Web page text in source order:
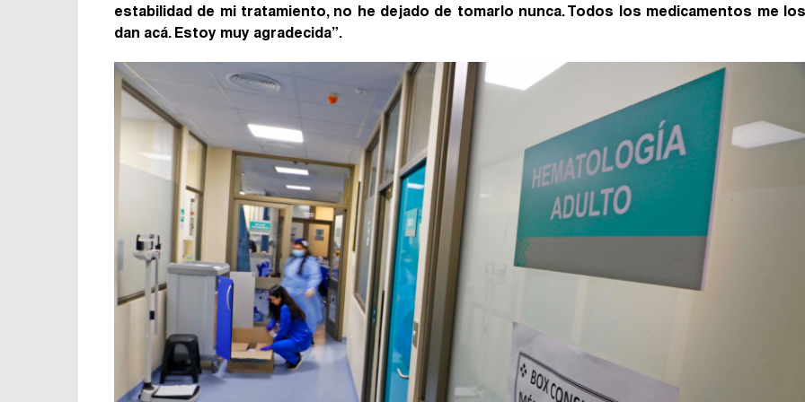
estabilidad de mi tratamiento, no he dejado de tomarlo nunca. Todos los medicamentos me los
dan acá. Estoy muy agradecida”.